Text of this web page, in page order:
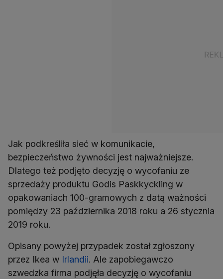
Jak podkreśliła sieć w komunikacie,
bezpieczeństwo żywności jest najważniejsze.
Dlatego też podjęto decyzję o wycofaniu ze
sprzedaży produktu Godis Paskkyckling w
opakowaniach 100-gramowych z datą ważności
pomiędzy 23 października 2018 roku a 26 stycznia
2019 roku.
Opisany powyżej przypadek został zgłoszony
przez Ikea w Irlandii. Ale zapobiegawczo
szwedzka firma podjęła decyzję o wycofaniu